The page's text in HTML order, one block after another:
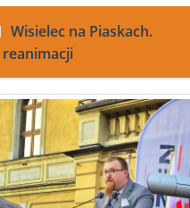
Wisielec na Piaskach.
reanimacji